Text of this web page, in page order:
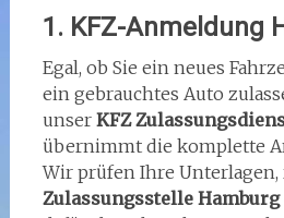
1. KFZ-Anmeldung
Egal, ob Sie ein neues
ein gebrauchtes Auto
unser KFZ
übernimmt die komplette
Wir prüfen Ihre
Zulassungsstelle Hamburg